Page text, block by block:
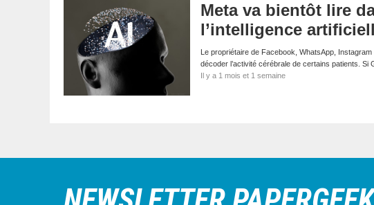
Meta va bientôt lire
l’intelligence
Le propriétaire de Facebook, WhatsApp,
décoder l’activité cérébrale de certains patients. Si
Il y a 1 mois et 1 semaine